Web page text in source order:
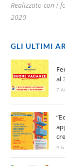
Realizzato con i
2020
GLI ULTIMI
al
7
4